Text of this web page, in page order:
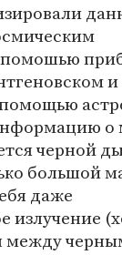
помощью
о
черной
большой
даже
излучение
между